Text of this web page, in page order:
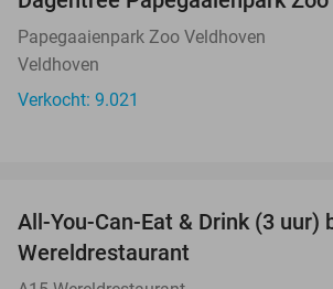
Papegaaienpark Zoo Veldhoven
Veldhoven
Verkocht: 9.021
All-You-Can-Eat & Drink (3 uur)
Wereldrestaurant